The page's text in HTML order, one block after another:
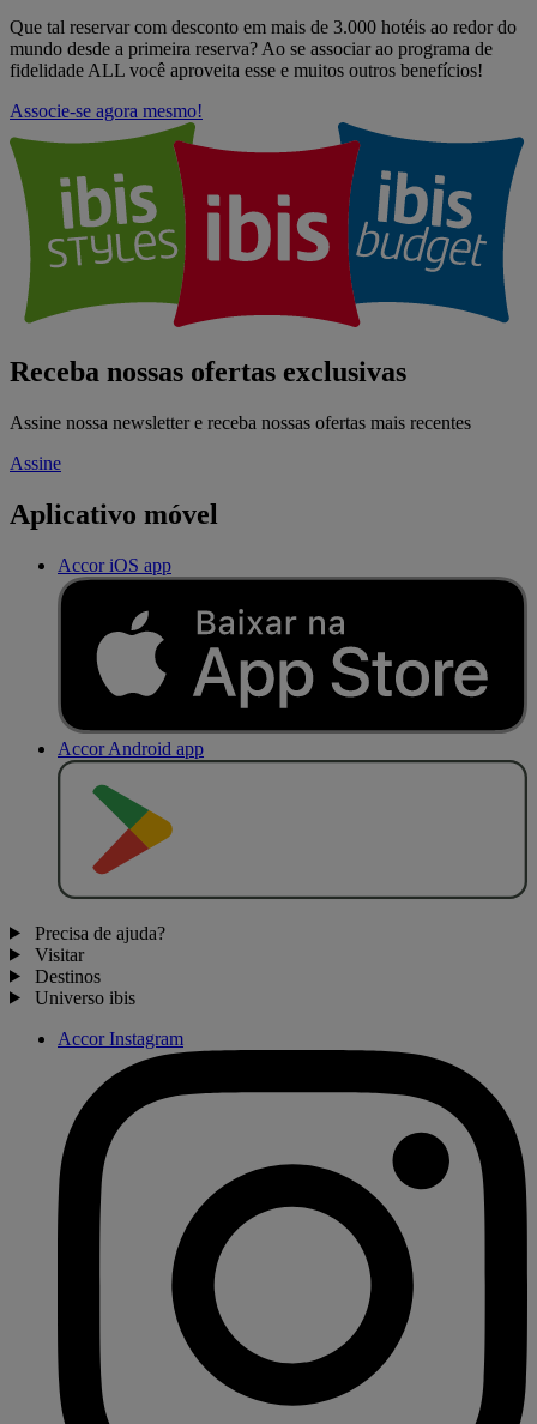
Que tal reservar com desconto em mais de 3.000 hotéis ao redor do
mundo desde a primeira reserva? Ao se associar ao programa de
fidelidade ALL você aproveita esse e muitos outros benefícios!
Associe-se agora mesmo!
Receba nossas ofertas exclusivas
Assine nossa newsletter e receba nossas ofertas mais recentes
Assine
Aplicativo móvel
Accor iOS app
Accor Android app
Precisa de ajuda?
Visitar
Destinos
Universo ibis
Accor Instagram